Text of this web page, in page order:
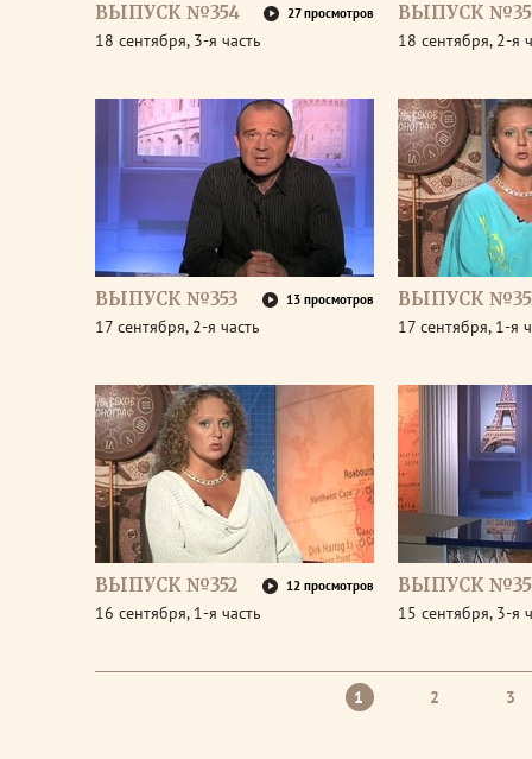
ВЫПУСК №354 27 просмотров
18 сентября, 3-я часть
ВЫПУСК
18 сентября, 2-я
ВЫПУСК №353 13 просмотров
17 сентября, 2-я часть
ВЫПУСК
17 сентября, 1-я
ВЫПУСК №352 12 просмотров
16 сентября, 1-я часть
ВЫПУСК
15 сентября, 3-я
1 2 3